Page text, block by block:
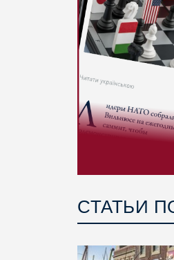
СТАТЬИ